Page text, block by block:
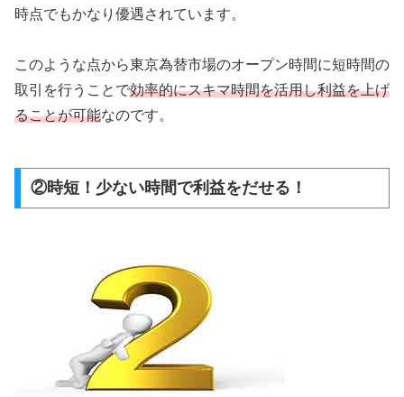
時点でもかなり優遇されています。
このような点から東京為替市場のオープン時間に短時間の
取引を行うことで効率的にスキマ時間を活用し利益を上げ
ることが可能なのです。
②時短！少ない時間で利益をだせる！